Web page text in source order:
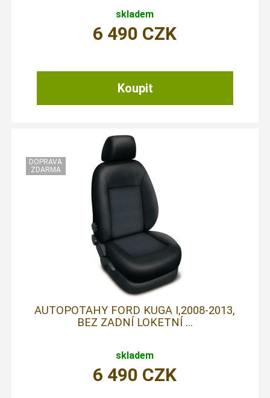
skladem
6 490 CZK
AUTOPOTAHY FORD KUGA I,2008-2013,
BEZ ZADNÍ LOKETNÍ ...
skladem
6 490 CZK